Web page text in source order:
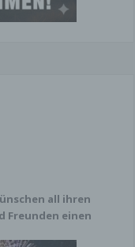
all ihren
Freunden einen